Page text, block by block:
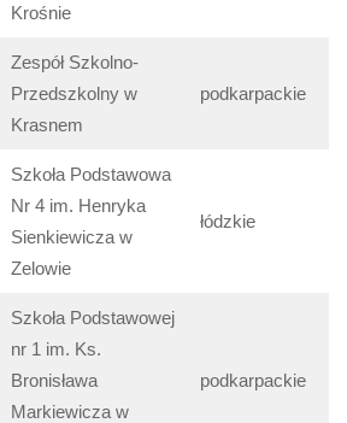
Krośnie
Zespół Szkolno-
Przedszkolny w
Krasnem
podkarpackie
Szkoła Podstawowa
Nr 4 im. Henryka
Sienkiewicza w
Zelowie
łódzkie
Szkoła Podstawowej
nr 1 im. Ks.
Bronisława
Markiewicza w
podkarpackie